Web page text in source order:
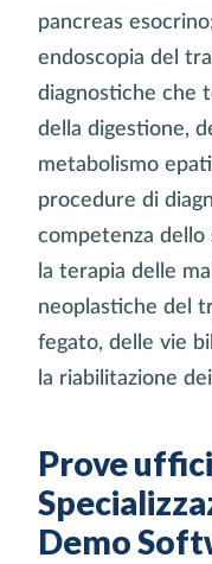
pancreas
endoscopia del
diagnostiche che
della digestione,
metabolismo
procedure di
competenza dello
la terapia delle
neoplastiche del
fegato, delle vie
la riabilitazione
Prove
Demo